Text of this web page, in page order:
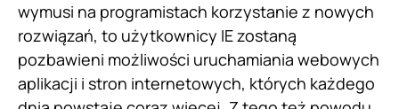
wymusi na programistach korzystanie z nowych
rozwiązań, to użytkownicy IE zostaną
pozbawieni możliwości uruchamiania webowych
aplikacji i stron internetowych, których każdego